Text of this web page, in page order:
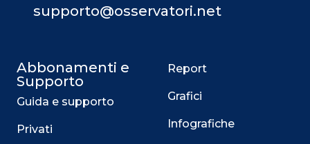
supporto@osservatori.net
Abbonamenti e
Supporto
Guida e supporto
Privati
Report
Grafici
Infografiche